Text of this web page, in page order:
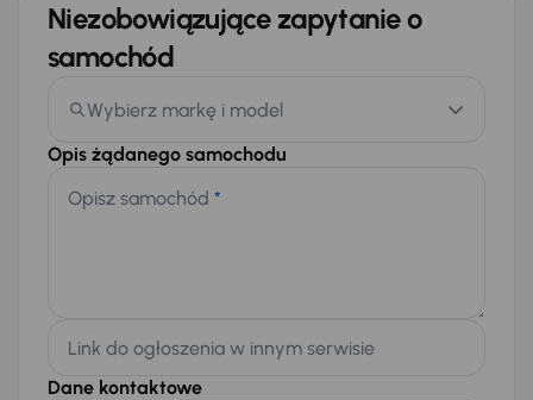
Niezobowiązujące zapytanie o
samochód
Wybierz markę i model
Opis żądanego samochodu
Opisz samochód *
Link do ogłoszenia w innym serwisie
Dane kontaktowe